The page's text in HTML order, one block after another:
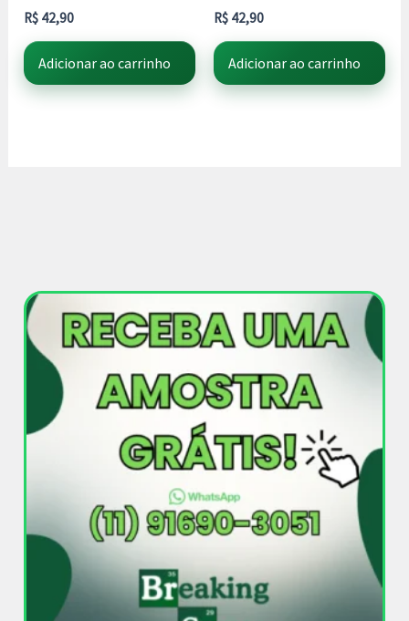
R$ 42,90
Adicionar ao carrinho
R$ 42,90
Adicionar ao carrinho